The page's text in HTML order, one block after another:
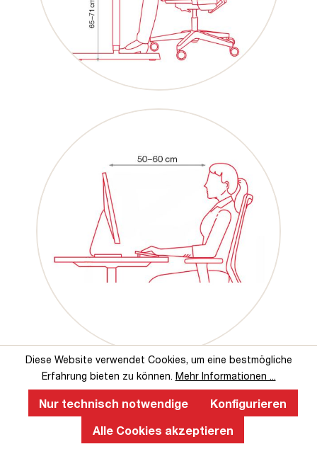
Das sagen unsere Kunden über uns
Diese Website verwendet Cookies, um eine bestmögliche
Erfahrung bieten zu können. Mehr Informationen ...
Nur technisch notwendige
Konfigurieren
Alle Cookies akzeptieren